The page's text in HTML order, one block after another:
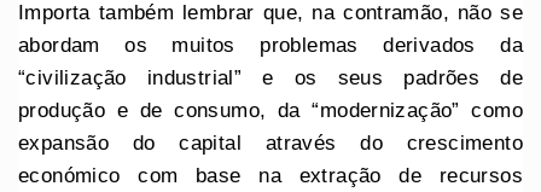
Importa também lembrar que, na contramão, não se
abordam os muitos problemas derivados da
“civilização industrial” e os seus padrões de
produção e de consumo, da “modernização” como
expansão do capital através do crescimento
económico com base na extração de recursos